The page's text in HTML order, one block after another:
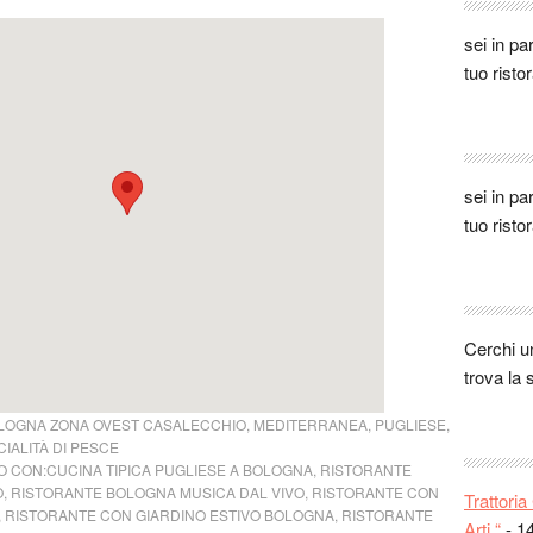
ZONA OVEST CASALECCHIO MEDITERRANEA PUGLIESE
DI PESCE
CON:CUCINA TIPICA PUGLIESE A BOLOGNA RISTORANTE
RISTORANTE BOLOGNA MUSICA DAL VIVO RISTORANTE CON
RISTORANTE CON GIARDINO ESTIVO BOLOGNA RISTORANTE
sei in
tuo
sei in
tuo
Cerchi
trova la
Trattoria
pesce
credere
Chat
ottimo
ottimo
verde!!!
buona,
Andre: